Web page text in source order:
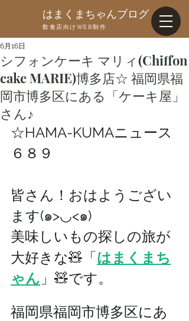
はまくまちゃんブログ
飲食店向けWEB制作
シフォンケーキ マリィ(Chiffon
cake MARIE)博多店☆ 福岡県福
岡市博多区にある「ケーキ屋」
さん♪
6月16日
☆HAMA-KUMAニュース
６８９
皆さん！おはようござい
ます(๑>◡<๑)
美味しいもの探しの旅が
大好きな🧸「はまくまち
ゃん 」🧸です。
福岡県福岡市博多区にあ